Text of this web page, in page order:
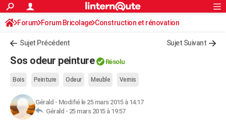
ACTUALITÉS
Politique
Société
Faits Divers
Education
Monde
Villes
+
AUTO
Essais
Réserver un essai
Citadines
Berlines
SUV
Forum auto
+HIGH-TECH
Rechercher
S'inscrire
Connexion
Forum Forum Bricolage Construction et rénovation
Peinture, Vernis, Tapissserie
Sujet Précédent Sujet Suivant
Sos odeur peinture Résolu
Bois Peinture Odeur Meuble Vernis
Gérald - Modifié le 25 mars 2015 à 14:17
Gérald - 25 mars 2015 à 19:57